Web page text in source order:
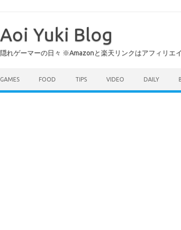
Aoi Yuki Blog
隠れゲーマーの日々 ※Amazonと楽天リンクはアフィリエ
GAMES FOOD TIPS VIDEO DAILY